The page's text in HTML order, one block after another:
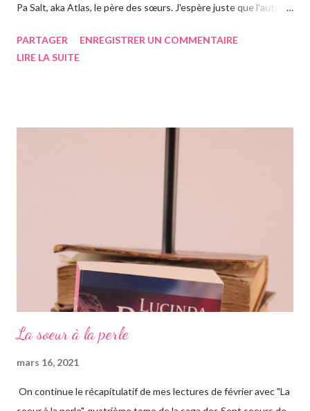
Pa Salt, aka Atlas, le père des sœurs. J'espère juste que l'auteur
Chose que j'ai d'ailleurs apprise en commençant le roman, ça m'a
rapidement, un vieil homme de plus de quatre-vingts-ans a
adopté six filles, issues de ses voyages qu'il élève à Genève en
également par Marina, appelée Ma, leur gouvernante/nounou
PARTAGER
ENREGISTRER UN COMMENTAIRE
LIRE LA SUITE
La soeur à la perle
mars 16, 2021
On continue le récapitulatif de mes lectures de février avec "La